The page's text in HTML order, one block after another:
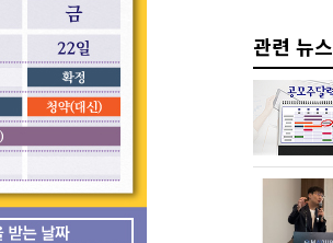
관련 뉴스